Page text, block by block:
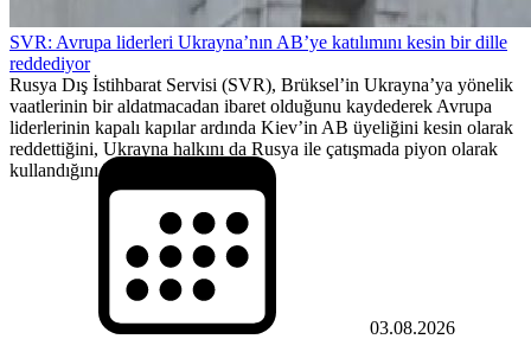
SVR: Avrupa liderleri Ukrayna’nın AB’ye katılımını kesin bir dille
reddediyor
Rusya Dış İstihbarat Servisi (SVR), Brüksel’in Ukrayna’ya yönelik
vaatlerinin bir aldatmacadan ibaret olduğunu kaydederek Avrupa
liderlerinin kapalı kapılar ardında Kiev’in AB üyeliğini kesin olarak
reddettiğini, Ukrayna halkını da Rusya ile çatışmada piyon olarak
kullandığını belirtti.
03.08.2026